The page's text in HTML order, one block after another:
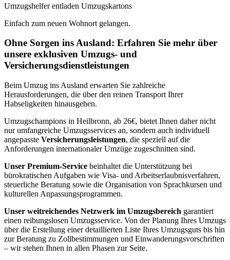
Umzugshelfer entladen Umzugskartons
Einfach zum neuen Wohnort gelangen.
Ohne Sorgen ins Ausland: Erfahren Sie mehr über
unsere exklusiven Umzugs- und
Versicherungsdienstleistungen
Beim Umzug ins Ausland erwarten Sie zahlreiche
Herausforderungen, die über den reinen Transport Ihrer
Habseligkeiten hinausgehen.
Umzugschampions in Heilbronn, ab 26€, bietet Ihnen daher nicht
nur umfangreiche Umzugsservices an, sondern auch individuell
angepasste Versicherungsleistungen, die speziell auf die
Anforderungen internationaler Umzüge zugeschnitten sind.
Unser Premium-Service beinhaltet die Unterstützung bei
bürokratischen Aufgaben wie Visa- und Arbeitserlaubnisverfahren,
steuerliche Beratung sowie die Organisation von Sprachkursen und
kulturellen Anpassungsprogrammen.
Unser weitreichendes Netzwerk im Umzugsbereich garantiert
einen reibungslosen Umzugsservice. Von der Planung Ihres Umzugs
über die Erstellung einer detaillierten Liste Ihres Umzugsguts bis hin
zur Beratung zu Zollbestimmungen und Einwanderungsvorschriften
– wir stehen Ihnen in allen Phasen zur Seite.